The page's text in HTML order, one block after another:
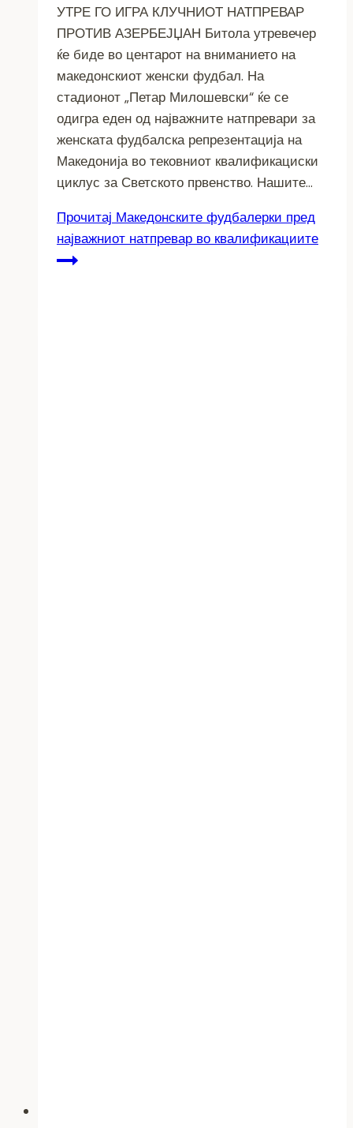
УТРЕ ГО ИГРА КЛУЧНИОТ НАТПРЕВАР
ПРОТИВ АЗЕРБЕЈЏАН Битола утревечер
ќе биде во центарот на вниманието на
македонскиот женски фудбал. На
стадионот „Петар Милошевски“ ќе се
одигра еден од најважните натпревари за
женската фудбалска репрезентација на
Македонија во тековниот квалификациски
циклус за Светското првенство. Нашите…
Прочитај Македонските фудбалерки пред
најважниот натпревар во квалификациите